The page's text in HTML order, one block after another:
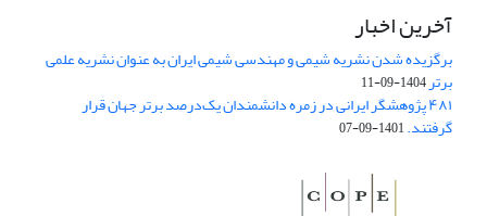
آخرین اخبار
برگزیده شدن نشریه شیمی و مهندسی شیمی ایران به عنوان نشریه علمی
برتر1404-09-11
۴۸۱ پژوهشگر ایرانی در زمره دانشمندان یک‌درصد برتر جهان قرار
گرفتند.1401-09-07